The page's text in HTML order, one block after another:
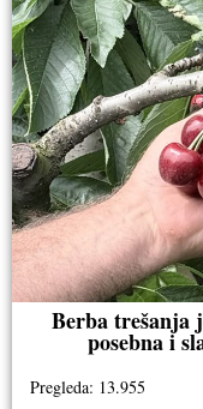
Berba trešanja
posebna i
Pregleda: 13.955